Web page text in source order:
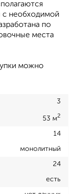
с необходимой
по
места
можно
3
53 м2
14
монолитный
24
есть